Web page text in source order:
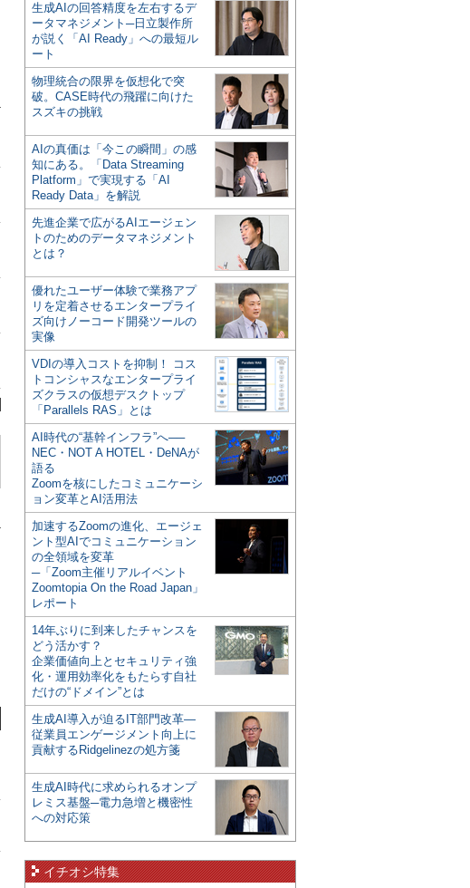
生成AIの回答精度を左右するデ
ータマネジメント─日立製作所
が説く「AI Ready」への最短ル
ート
物理統合の限界を仮想化で突
破。CASE時代の飛躍に向けた
スズキの挑戦
AIの真価は「今この瞬間」の感
知にある。「Data Streaming
Platform」で実現する「AI
Ready Data」を解説
先進企業で広がるAIエージェン
トのためのデータマネジメント
とは？
優れたユーザー体験で業務アプ
リを定着させるエンタープライ
ズ向けノーコード開発ツールの
実像
VDIの導入コストを抑制！ コス
トコンシャスなエンタープライ
ズクラスの仮想デスクトップ
「Parallels RAS」とは
AI時代の“基幹インフラ”へ──
NEC・NOT A HOTEL・DeNAが
語る
Zoomを核にしたコミュニケーシ
ョン変革とAI活用法
加速するZoomの進化、エージェ
ント型AIでコミュニケーション
の全領域を変革
─「Zoom主催リアルイベント
Zoomtopia On the Road Japan」
レポート
14年ぶりに到来したチャンスを
どう活かす？
企業価値向上とセキュリティ強
化・運用効率化をもたらす自社
だけの“ドメイン”とは
生成AI導入が迫るIT部門改革―
従業員エンゲージメント向上に
貢献するRidgelinezの処方箋
生成AI時代に求められるオンプ
レミス基盤─電力急増と機密性
への対応策
イチオシ特集